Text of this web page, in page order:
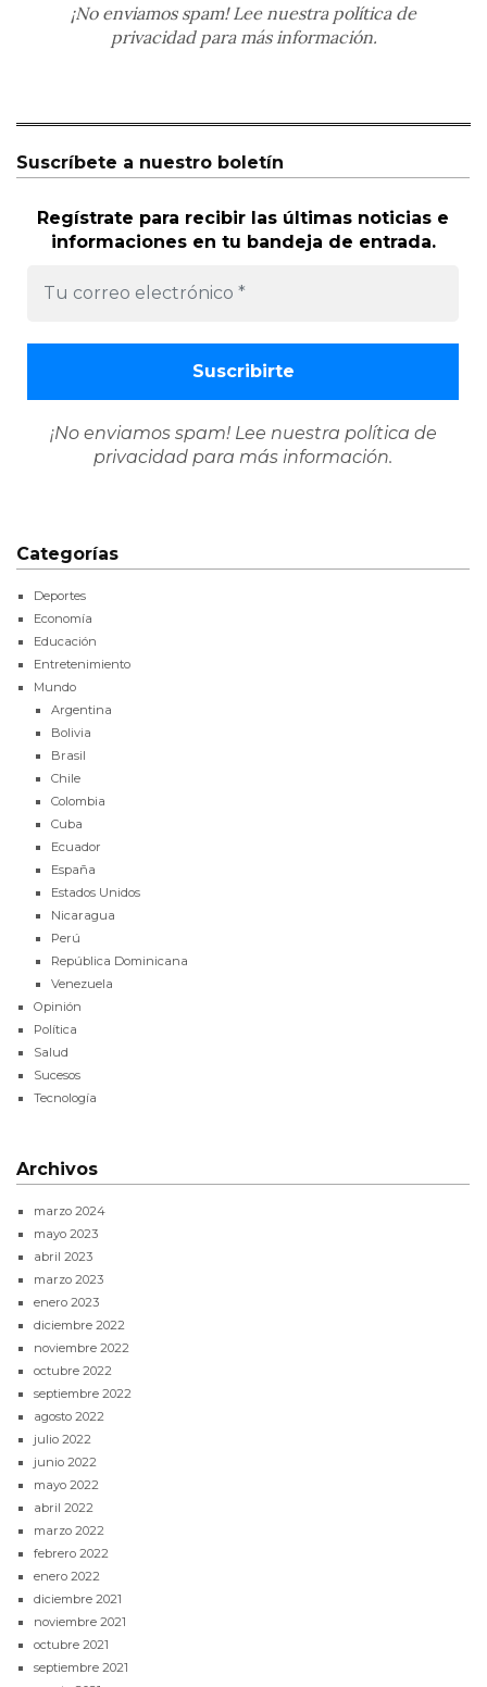
¡No enviamos spam! Lee nuestra política de
privacidadpara más información.
Suscríbete a nuestro boletín
Regístrate para recibir las últimas noticias e
informaciones en tu bandeja de entrada.
¡No enviamos spam! Lee nuestra política de
privacidad para más información.
Categorías
Deportes
Economía
Educación
Entretenimiento
Mundo
Argentina
Bolivia
Brasil
Chile
Colombia
Cuba
Ecuador
España
Estados Unidos
Nicaragua
Perú
República Dominicana
Venezuela
Opinión
Política
Salud
Sucesos
Tecnología
Archivos
marzo 2024
mayo 2023
abril 2023
marzo 2023
enero 2023
diciembre 2022
noviembre 2022
octubre 2022
septiembre 2022
agosto 2022
julio 2022
junio 2022
mayo 2022
abril 2022
marzo 2022
febrero 2022
enero 2022
diciembre 2021
noviembre 2021
octubre 2021
septiembre 2021